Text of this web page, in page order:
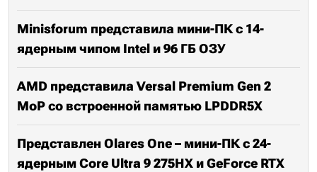
Minisforum представила мини-ПК с 14-
ядерным чипом Intel и 96 ГБ ОЗУ
AMD представила Versal Premium Gen 2
MoP со встроенной памятью LPDDR5X
Представлен Olares One – мини-ПК c 24-
ядерным Core Ultra 9 275HX и GeForce RTX